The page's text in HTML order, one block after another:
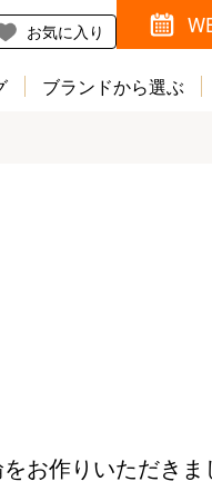
お気に入り
ブランドから選ぶ
お作りいただきま